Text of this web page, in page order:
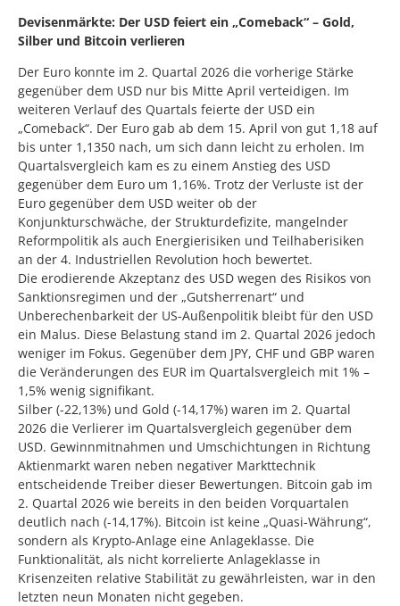
Devisenmärkte: Der USD feiert ein „Comeback“ – Gold,
Silber und Bitcoin verlieren
Der Euro konnte im 2. Quartal 2026 die vorherige Stärke
gegenüber dem USD nur bis Mitte April verteidigen. Im
weiteren Verlauf des Quartals feierte der USD ein
„Comeback“. Der Euro gab ab dem 15. April von gut 1,18 auf
bis unter 1,1350 nach, um sich dann leicht zu erholen. Im
Quartalsvergleich kam es zu einem Anstieg des USD
gegenüber dem Euro um 1,16%. Trotz der Verluste ist der
Euro gegenüber dem USD weiter ob der
Konjunkturschwäche, der Strukturdefizite, mangelnder
Reformpolitik als auch Energierisiken und Teilhaberisiken
an der 4. Industriellen Revolution hoch bewertet.
Die erodierende Akzeptanz des USD wegen des Risikos von
Sanktionsregimen und der „Gutsherrenart“ und
Unberechenbarkeit der US-Außenpolitik bleibt für den USD
ein Malus. Diese Belastung stand im 2. Quartal 2026 jedoch
weniger im Fokus. Gegenüber dem JPY, CHF und GBP waren
die Veränderungen des EUR im Quartalsvergleich mit 1% –
1,5% wenig signifikant.
Silber (-22,13%) und Gold (-14,17%) waren im 2. Quartal
2026 die Verlierer im Quartalsvergleich gegenüber dem
USD. Gewinnmitnahmen und Umschichtungen in Richtung
Aktienmarkt waren neben negativer Markttechnik
entscheidende Treiber dieser Bewertungen. Bitcoin gab im
2. Quartal 2026 wie bereits in den beiden Vorquartalen
deutlich nach (-14,17%). Bitcoin ist keine „Quasi-Währung“,
sondern als Krypto-Anlage eine Anlageklasse. Die
Funktionalität, als nicht korrelierte Anlageklasse in
Krisenzeiten relative Stabilität zu gewährleisten, war in den
letzten neun Monaten nicht gegeben.